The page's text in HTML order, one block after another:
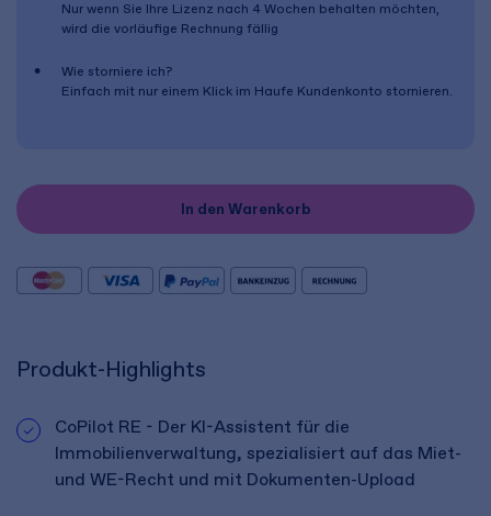
Produkt-Highlights
CoPilot RE - Der KI-Assistent für die
Immobilienverwaltung, spezialisiert auf das Miet-
und WE-Recht und mit Dokumenten-Upload
Nur wenn Sie Ihre Lizenz nach 4 Wochen behalten möchten,
wird die vorläufige Rechnung fällig
Wie storniere ich?
Einfach mit nur einem Klick im Haufe Kundenkonto stornieren.
In den Warenkorb